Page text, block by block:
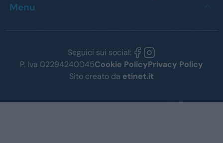
Menu
Seguici sui social:
P. Iva 02294240045Cookie PolicyPrivacy Policy
Sito creato da etinet.it